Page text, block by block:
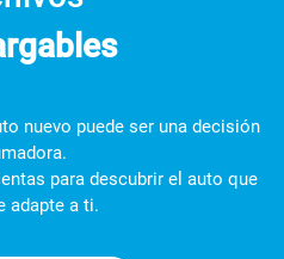
nuevo puede ser una decisión
para descubrir el auto que
adapte a ti.